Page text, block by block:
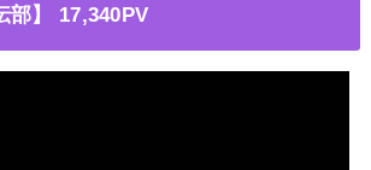
部】 17,340PV